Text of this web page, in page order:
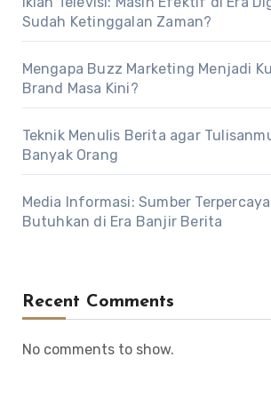
Sudah Ketinggalan Zaman?
Mengapa Buzz Marketing Menjadi
Brand Masa Kini?
Teknik Menulis Berita agar
Banyak Orang
Media Informasi: Sumber
Butuhkan di Era Banjir Berita
Recent Comments
No comments to show.